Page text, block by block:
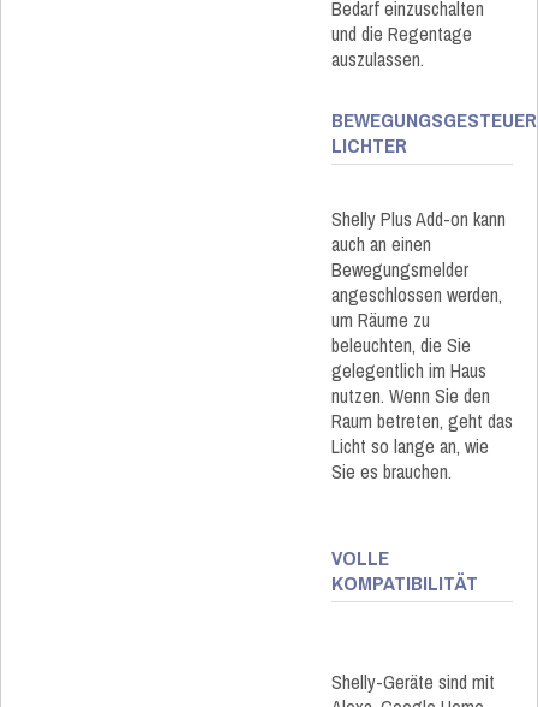
Bedarf einzuschalten
und die Regentage
auszulassen.
LICHTER
Shelly Plus Add-on kann
auch an einen
Bewegungsmelder
angeschlossen werden,
um Räume zu
beleuchten, die Sie
gelegentlich im Haus
nutzen. Wenn Sie den
Raum betreten, geht das
Licht so lange an, wie
Sie es brauchen.
VOLLE
KOMPATIBILITÄT
Shelly-Geräte sind mit